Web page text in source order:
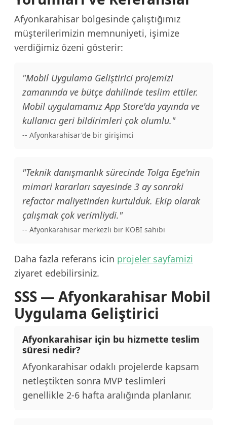
Afyonkarahisar bölgesinde çalıştığımız
müşterilerimizin memnuniyeti, işimize
verdiğimiz özeni gösterir:
"Mobil Uygulama Geliştirici projemizi
zamanında ve bütçe dahilinde teslim ettiler.
Mobil uygulamamız App Store'da yayında ve
kullanıcı geri bildirimleri çok olumlu."
-- Afyonkarahisar'de bir girişimci
"Teknik danışmanlık sürecinde Tolga Ege'nin
mimari kararları sayesinde 3 ay sonraki
refactor maliyetinden kurtulduk. Ekip olarak
çalışmak çok verimliydi."
-- Afyonkarahisar merkezli bir KOBI sahibi
Daha fazla referans icin projeler sayfamizi
ziyaret edebilirsiniz.
SSS — Afyonkarahisar Mobil
Uygulama Geliştirici
Afyonkarahisar için bu hizmette teslim
süresi nedir?
Afyonkarahisar odaklı projelerde kapsam
netleştikten sonra MVP teslimleri
genellikle 2-6 hafta aralığında planlanır.